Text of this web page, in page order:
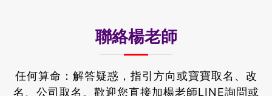
聯絡楊老師
任何算命：解答疑惑，指引方向或寶寶取名、改
名、公司取名。 歡迎您直接加楊老師LINE詢問或